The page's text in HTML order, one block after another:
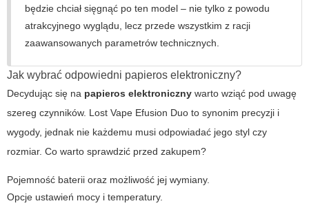
będzie chciał sięgnąć po ten model – nie tylko z powodu
atrakcyjnego wyglądu, lecz przede wszystkim z racji
zaawansowanych parametrów technicznych.
Jak wybrać odpowiedni papieros elektroniczny?
Decydując się na papieros elektroniczny warto wziąć pod uwagę
szereg czynników. Lost Vape Efusion Duo to synonim precyzji i
wygody, jednak nie każdemu musi odpowiadać jego styl czy
rozmiar. Co warto sprawdzić przed zakupem?
Pojemność baterii oraz możliwość jej wymiany.
Opcje ustawień mocy i temperatury.